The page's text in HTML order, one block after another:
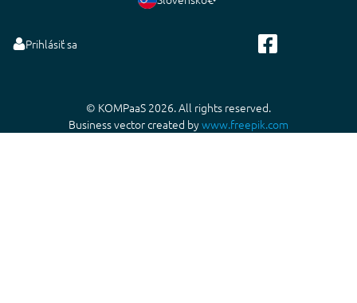
Prihlásiť sa
© KOMPaaS 2026. All rights reserved.
Business vector created bywww.freepik.com